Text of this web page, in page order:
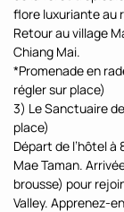
flore luxuriante au
Retour au village
Chiang Mai.
*Promenade en
régler sur place)
3) Le Sanctuaire
place)
Départ de l’hôtel
Mae Taman.
brousse) pour
Valley. Apprenez-